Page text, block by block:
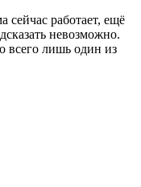
сейчас работает, ещё
невозможно.
всего лишь один из